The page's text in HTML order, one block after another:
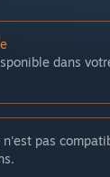
dans
n'est pas